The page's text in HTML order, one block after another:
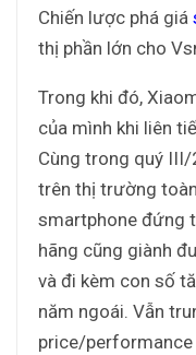
Chiến lược phá giá
thị phần lớn cho
Trong khi đó,
của mình khi liên
Cùng trong quý III/
trên thị trường
smartphone đứng
hãng cũng giành
và đi kèm con số
năm ngoái. Vẫn
price/performance